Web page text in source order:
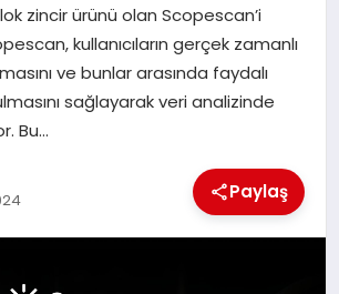
zincir ürünü olan Scopescan’i
kullanıcıların gerçek zamanlı
ve bunlar arasında faydalı
sağlayarak veri analizinde
Bu…
Paylaş